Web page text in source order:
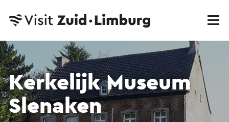
Kerkelijk Museum
Slenaken